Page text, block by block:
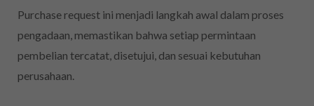
Purchase request ini menjadi langkah awal dalam proses
pengadaan, memastikan bahwa setiap permintaan
pembelian tercatat, disetujui, dan sesuai kebutuhan
perusahaan.